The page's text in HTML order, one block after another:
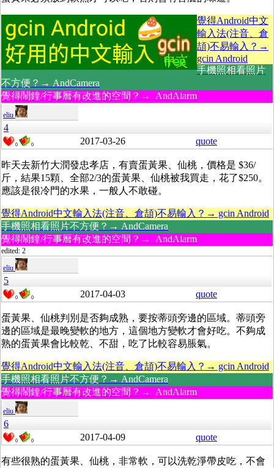
覺得Android中文
輸入法(注音、倉
頡)不易輸入？→
gcin Android
手機照相看照片
不方便？→ AndCamera
覺得鬧鐘/行事曆有改進的空間？→ AndAlarm
eliu
4
0 0 2017-03-26 quote
昨天去新竹大潤發忠孝店，有賣蛋黃果、仙桃，價格是 $36/
斤，結果15顆、全部2/3的蛋黃果、仙桃被我買走，花了$250。
應該是很冷門的水果，一般人不敢碰。
覺得Android中文輸入法(注音、倉頡)不易輸入？→ gcin Android
手機照相看照片不方便？→ AndCamera
覺得鬧鐘/行事曆有改進的空間？→ AndAlarm
edited: 2
eliu
5
0 0 2017-04-03 quote
蛋黃果、仙桃判別是否夠成熟，要按蒂頭旁邊的區域。蒂頭旁
邊的區域是最晚變軟的地方，這個地方變軟才會好吃。不夠成
熟的蛋黃果會比較乾、不甜，吃了比較容易脹氣。
覺得Android中文輸入法(注音、倉頡)不易輸入？→ gcin Android
手機照相看照片不方便？→ AndCamera
覺得鬧鐘/行事曆有改進的空間？→ AndAlarm
eliu
6
0 0 2017-04-09 quote
有些很熟的蛋黃果、仙桃，非常軟，可以洗乾淨帶皮吃，不會